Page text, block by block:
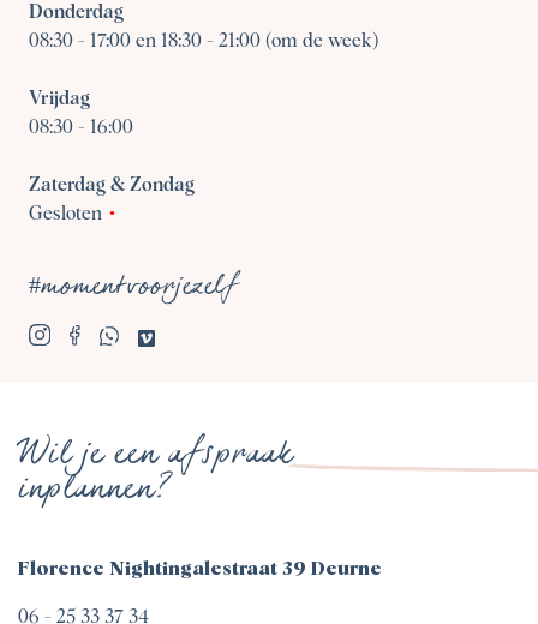
Wil je een afspraak
inplannen?
Florence Nightingalestraat 39 Deurne
06 - 25 33 37 34
Donderdag
08:30 - 17:00 en 18:30 - 21:00 (om de week)
Vrijdag
08:30 - 16:00
Zaterdag & Zondag
Gesloten
#momentvoorjezelf